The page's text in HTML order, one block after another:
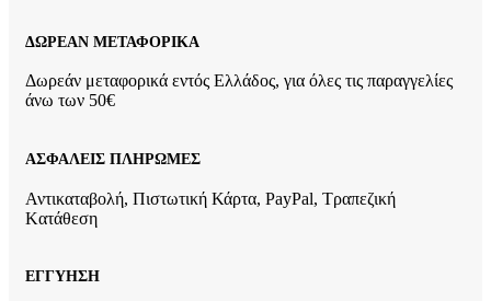
ΔΩΡΕΑΝ ΜΕΤΑΦΟΡΙΚΑ
Δωρεάν μεταφορικά εντός Ελλάδος, για όλες τις παραγγελίες
άνω των 50€
ΑΣΦΑΛΕΙΣ ΠΛΗΡΩΜΕΣ
Αντικαταβολή, Πιστωτική Κάρτα, PayPal, Τραπεζική
Kατάθεση
ΕΓΓΥΗΣΗ